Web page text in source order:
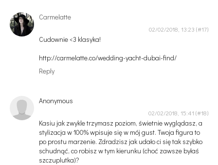
Carmelatte
02/02/2018, 13:23
Cudownie <3 klasyka!
http://carmelatte.co/wedding-yacht-dubai-find/
Reply
Anonymous
02/02/2018, 15:41
Kasiu jak zwykle trzymasz poziom, świetnie wyglądasz, a
stylizacja w 100% wpisuje się w mój gust. Twoja figura to
po prostu marzenie. Zdradzisz jak udało ci się tak szybko
schudnąć, co robisz w tym kierunku (choć zawsze byłaś
szczuplutka)?